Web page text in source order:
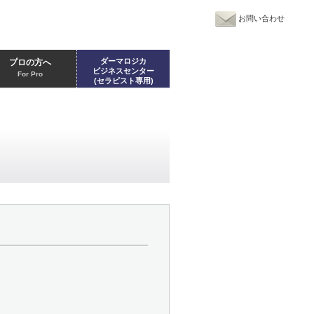
お問い合わせ
プロの方へ
For Pro
ダーマロジカ
ビジネスセンター
(セラピスト専用)